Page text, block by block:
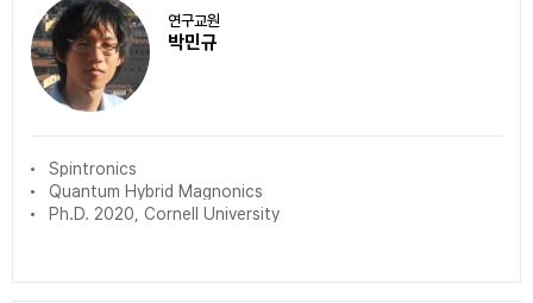
연구교원
박민규
Spintronics
Quantum Hybrid Magnonics
Ph.D. 2020, Cornell University